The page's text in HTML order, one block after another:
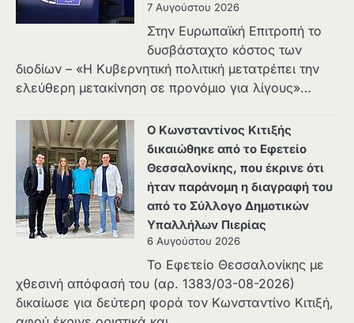
7 Αυγούστου 2026
Στην Ευρωπαϊκή Επιτροπή το
δυσβάσταχτο κόστος των
διοδίων – «Η Κυβερνητική πολιτική μετατρέπει την
ελεύθερη μετακίνηση σε προνόμιο για λίγους»…
Ο Κωνσταντίνος Κιτιξής
δικαιώθηκε από το Εφετείο
Θεσσαλονίκης, που έκρινε ότι
ήταν παράνομη η διαγραφή του
από το Σύλλογο Δημοτικών
Υπαλλήλων Πιερίας
6 Αυγούστου 2026
Το Εφετείο Θεσσαλονίκης με
χθεσινή απόφασή του (αρ. 1383/03-08-2026)
δικαίωσε για δεύτερη φορά τον Κωνσταντίνο Κιτιξή,